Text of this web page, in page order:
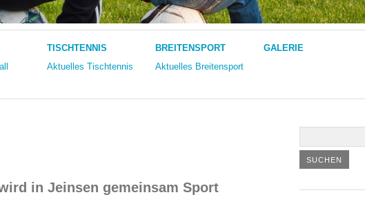
TISCHTENNIS
Aktuelles Tischtennis
BREITENSPORT
Aktuelles Breitensport
GALERIE
in Jeinsen gemeinsam Sport